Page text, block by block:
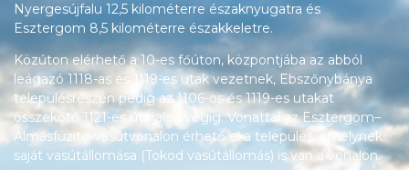
Nyergesújfalu 12,5 kilométerre északnyugatra és
Esztergom 8,5 kilométerre északkeletre.
Közúton elérhető a 10-es főúton, központjába az abból
leágazó 1118-as és 1119-es utak vezetnek, Ebszőnybánya
településrészén pedig az 1106-os és 1119-es utakat
összekötő 1121-es út halad végig. Vonattal az Esztergom–
Almásfüzitő-vasútvonalon érhető el a település, amelynek
saját vasútállomása (Tokod vasútállomás) is van a vonalon.